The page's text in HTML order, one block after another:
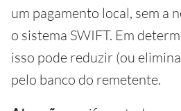
um pagamento local, sem a
o sistema SWIFT. Em
isso pode reduzir (ou
pelo banco do remetente.